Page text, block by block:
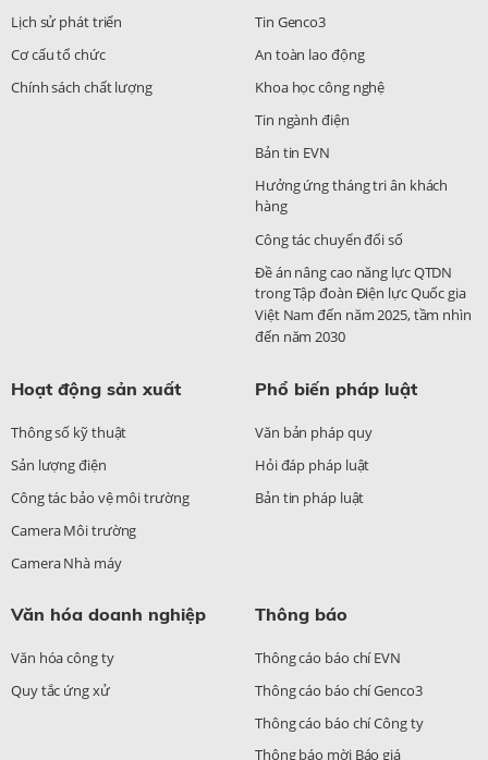
Lịch sử phát triển
Cơ cấu tổ chức
Chính sách chất lượng
Tin Genco3
An toàn lao động
Khoa học công nghệ
Tin ngành điện
Bản tin EVN
Hưởng ứng tháng tri ân khách
hàng
Công tác chuyển đổi số
Đề án nâng cao năng lực QTDN
trong Tập đoàn Điện lực Quốc gia
Việt Nam đến năm 2025, tầm nhìn
đến năm 2030
Hoạt động sản xuất
Thông số kỹ thuật
Sản lượng điện
Công tác bảo vệ môi trường
Camera Môi trường
Camera Nhà máy
Phổ biến pháp luật
Văn bản pháp quy
Hỏi đáp pháp luật
Bản tin pháp luật
Văn hóa doanh nghiệp
Văn hóa công ty
Quy tắc ứng xử
Thông báo
Thông cáo báo chí EVN
Thông cáo báo chí Genco3
Thông cáo báo chí Công ty
Thông báo mời Báo giá